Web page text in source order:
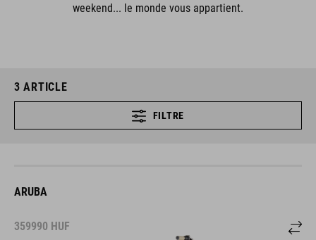
weekend... le monde vous appartient.
3 ARTICLE
FILTRE
ARUBA
359990 HUF